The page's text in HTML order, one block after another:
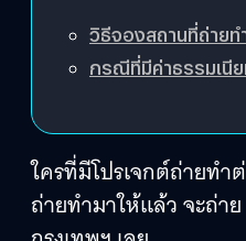
วิธีจองสถานที่ถ่ายท
กรณีที่มีค่าธรรมเนี
ใครที่มีโปรเจกต์ถ่ายทำ
ถ่ายทำมาให้แล้ว จะถ่า